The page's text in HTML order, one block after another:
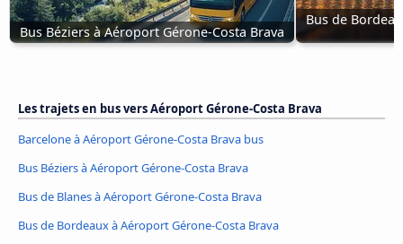
Bus Béziers à Aéroport Gérone-Costa Brava
Bus de
Les trajets en bus vers Aéroport Gérone-Costa Brava
Barcelone à Aéroport Gérone-Costa Brava bus
Bus Béziers à Aéroport Gérone-Costa Brava
Bus de Blanes à Aéroport Gérone-Costa Brava
Bus de Bordeaux à Aéroport Gérone-Costa Brava